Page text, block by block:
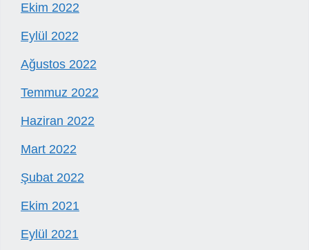
Ekim 2022
Eylül 2022
Ağustos 2022
Temmuz 2022
Haziran 2022
Mart 2022
Şubat 2022
Ekim 2021
Eylül 2021